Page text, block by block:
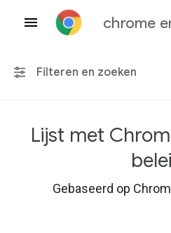
chrome
Filteren en zoeken
Elk platform
Lijst met
Gebaseerd op